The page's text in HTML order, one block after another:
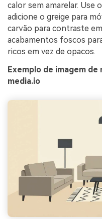
calor sem amarelar. Use
adicione o greige para
carvão para contraste
acabamentos foscos
ricos em vez de opacos.
Exemplo de imagem
media.io